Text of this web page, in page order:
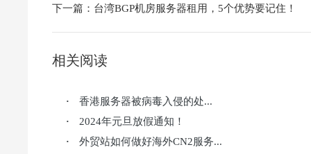
下一篇： 台湾BGP机房服务器租用，5个优势要记住！
相关阅读
· 香港服务器被病毒入侵的处...
· 2024年元旦放假通知！
· 外贸站如何做好海外CN2服务...